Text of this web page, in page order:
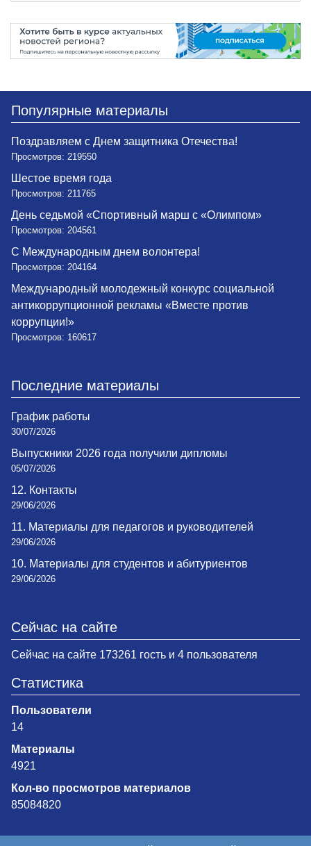
Популярные материалы
Поздравляем с Днем защитника Отечества!
Просмотров: 219550
Шестое время года
Просмотров: 211765
День седьмой «Спортивный марш с «Олимпом»
Просмотров: 204561
С Международным днем волонтера!
Просмотров: 204164
Международный молодежный конкурс социальной
антикоррупционной рекламы «Вместе против
коррупции!»
Просмотров: 160617
Последние материалы
График работы
30/07/2026
Выпускники 2026 года получили дипломы
05/07/2026
12. Контакты
29/06/2026
11. Материалы для педагогов и руководителей
29/06/2026
10. Материалы для студентов и абитуриентов
29/06/2026
Сейчас на сайте
Сейчас на сайте 173261 гость и 4 пользователя
Статистика
Пользователи
14
Материалы
4921
Кол-во просмотров материалов
85084820